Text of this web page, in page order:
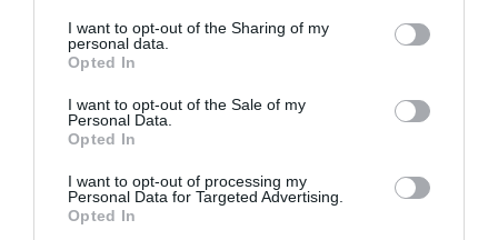
not limited to your visit or usage behaviour. You may click to
grant or deny consent to Google and its third-party tags to
use your data for below specified purposes in below Google
consent section.
I want to opt-out of the Sharing of my
personal data.
Opted In
I want to opt-out of the Sale of my
Personal Data.
Opted In
I want to opt-out of processing my
Personal Data for Targeted Advertising.
Opted In
MUNKÁLATOKBA KEZDŐD A VÍZMŰ A 25...
Eger ügye